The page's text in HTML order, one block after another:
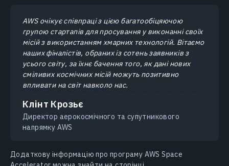
AWS очікує співпраці з цією багатообіцяючою
групою стартапів для просування у виконанні своїх
місій з використанням хмарних технологій. Вітаємо
наших фіналістів, обраних із сотень заявників з
усього світу, за їхнє бачення того, як дані нових
сміливих космічних місій можуть позитивно
впливати на світ навколо нас.
Клінт Крозьє
Директор аерокосмічного та супутникового
напрямку AWS
Додаткову інформацію про програму AWS Space